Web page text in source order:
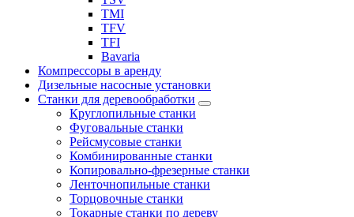
TMI
TFV
TFI
Bavaria
Компрессоры в аренду
Дизельные насосные установки
Станки для деревообработки
Круглопильные станки
Фуговальные станки
Рейсмусовые станки
Комбинированные станки
Копировально-фрезерные станки
Ленточнопильные станки
Торцовочные станки
Токарные станки по дереву